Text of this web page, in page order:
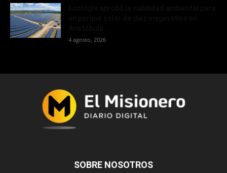
4 agosto, 2026
SOBRE NOSOTROS